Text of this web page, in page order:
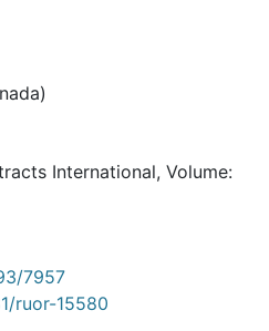
International, Volume:
7957
ruor-15580